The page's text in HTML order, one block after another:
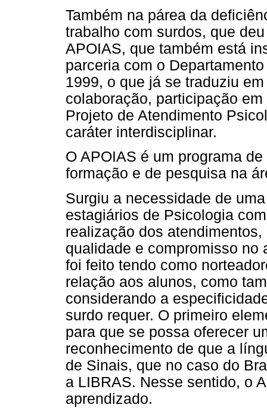
Também na párea da
trabalho com surdos, que
APOIAS, que também está
parceria com o
1999, o que já se traduziu
colaboração, participação
Projeto de Atendimento
caráter interdisciplinar.
O APOIAS é um programa
formação e de pesquisa na
Surgiu a necessidade de
estagiários de Psicologia
realização dos
qualidade e compromisso no
foi feito tendo como
relação aos alunos, como
considerando a
surdo requer. O primeiro
para que se possa oferecer
reconhecimento de que a
de Sinais, que no caso do
a LIBRAS. Nesse sentido, o
aprendizado.